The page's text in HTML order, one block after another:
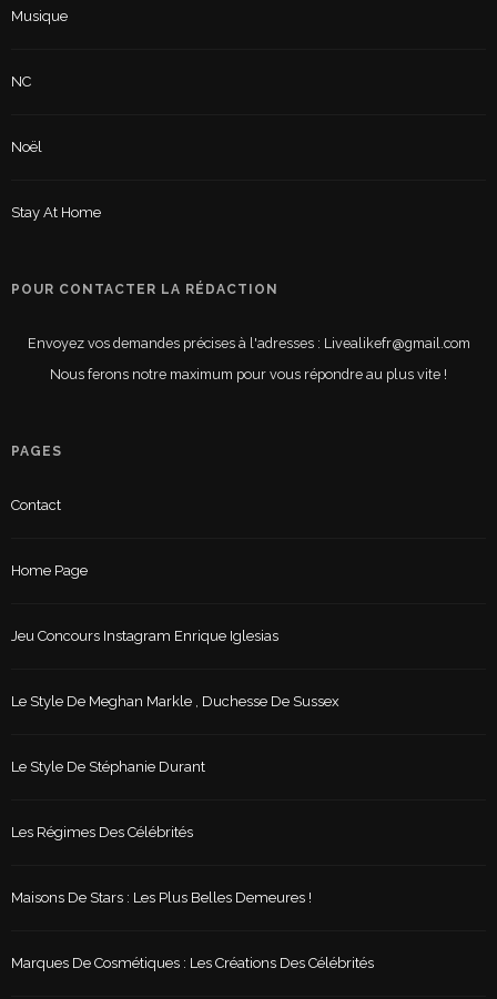
Musique
NC
Noël
Stay At Home
POUR CONTACTER LA RÉDACTION
Envoyez vos demandes précises à l'adresses : Livealikefr@gmail.com
Nous ferons notre maximum pour vous répondre au plus vite !
PAGES
Contact
Home Page
Jeu Concours Instagram Enrique Iglesias
Le Style De Meghan Markle , Duchesse De Sussex
Le Style De Stéphanie Durant
Les Régimes Des Célébrités
Maisons De Stars : Les Plus Belles Demeures !
Marques De Cosmétiques : Les Créations Des Célébrités